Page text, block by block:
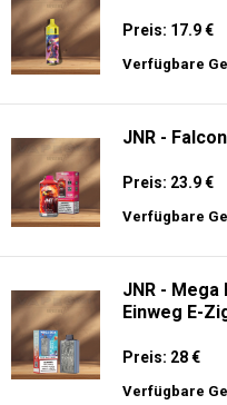
Preis: 17.9 €
Verfügbare
JNR -
Preis: 23.9 €
Verfügbare
JNR - Mega
Einweg E-
Preis: 28 €
Verfügbare